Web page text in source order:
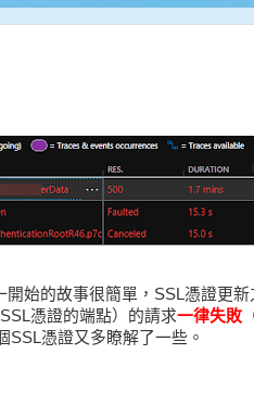
開始的故事很簡單，SSL憑證更
憑證的端點）的請求一律失敗
憑證又多瞭解了一些。